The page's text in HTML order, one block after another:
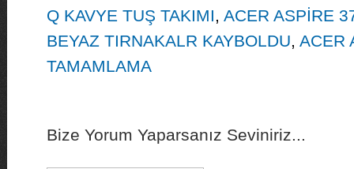
Q KAVYE TUŞ TAKIMI, ACER ASPİRE
BEYAZ TIRNAKALR KAYBOLDU, ACER
TAMAMLAMA
Bize Yorum Yaparsanız Seviniriz...